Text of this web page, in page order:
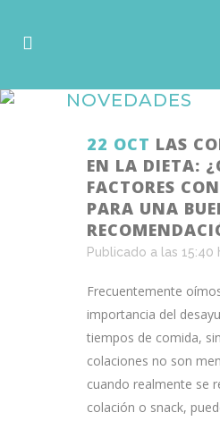
NOVEDADES
22 OCT LAS
EN LA DIETA:
FACTORES
PARA UNA
Publicado a las 15:40
Frecuentemente
importancia del
tiempos de comida,
colaciones no son
cuando realmente se
colación o snack,